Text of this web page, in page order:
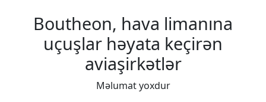
Boutheon, hava limanına
uçuşlar həyata keçirən
aviaşirkətlər
Məlumat yoxdur